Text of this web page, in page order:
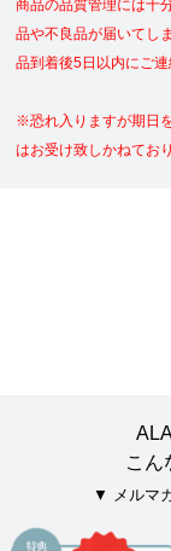
商品の品質管理には十
品や不良品が届いてし
品到着後5日以内にご連
※恐れ入りますが期日
はお受け致しかねてお
こん
メルマ